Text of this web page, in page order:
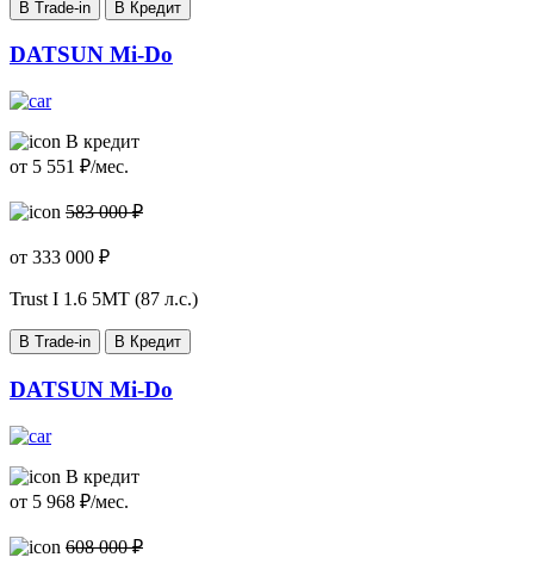
В Trade-in В Кредит
DATSUN Mi-Do
В кредит
от 5 551 ₽/мес.
583 000 ₽
от 333 000 ₽
Trust I 1.6 5МТ (87 л.с.)
В Trade-in В Кредит
DATSUN Mi-Do
В кредит
от 5 968 ₽/мес.
608 000 ₽